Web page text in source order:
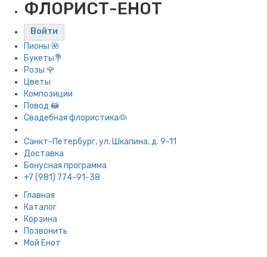
ФЛОРИСТ-ЕНОТ
Войти
Пионы 🌺
Букеты💐
Розы 🌹
Цветы
Композиции
Повод 🦝
Свадебная флористика👰
Санкт-Петербург, ул. Шкапина, д. 9-11
Доставка
Бонусная программа
+7 (981) 774-91-38
Главная
Каталог
Корзина
Позвонить
Мой Енот